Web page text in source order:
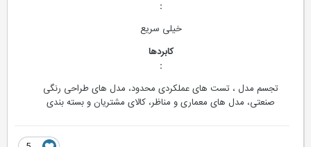
خیلی سریع
کابردها
تجسم مدل ، تست های عملکردی محدود، مدل های طراحی رنگی
صنعتی، مدل های معماری و مناظر، کالای مشتریان و بسته بندی